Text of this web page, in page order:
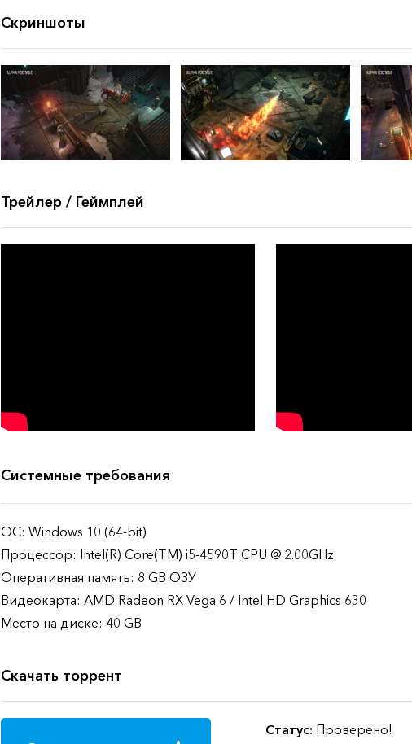
Скриншоты
Трейлер / Геймплей
Системные требования
ОС: Windows 10 (64-bit)
Процессор: Intel(R) Core(TM) i5-4590T CPU @ 2.00GHz
Оперативная память: 8 GB ОЗУ
Видеокарта: AMD Radeon RX Vega 6 / Intel HD Graphics 630
Место на диске: 40 GB
Скачать торрент
Статус: Проверено!